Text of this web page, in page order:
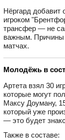
Нёргард
игроком
трансфер — не
важным. Причины
матчах.
Молодёжь в
Артета взял 30
которые могут
Максу Доуману,
который уже
— это будет
Также в составе: